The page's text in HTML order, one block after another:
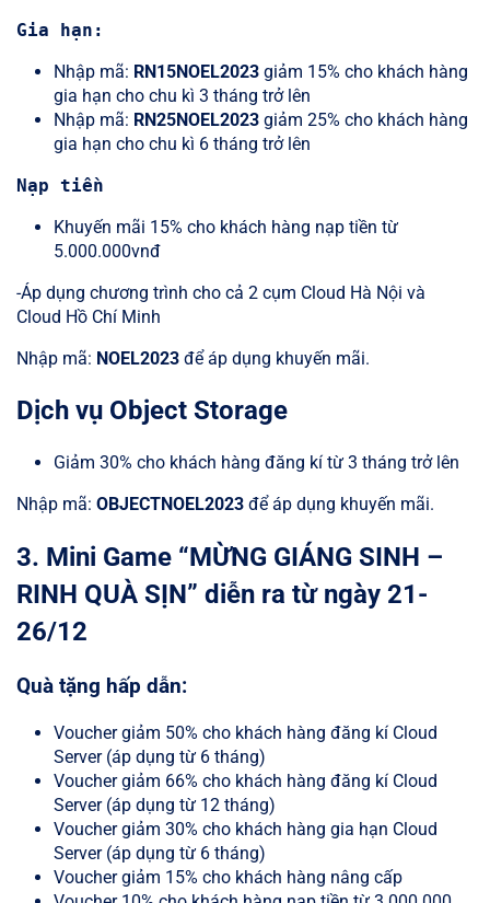
Gia hạn:
Nhập mã: RN15NOEL2023 giảm 15% cho khách hàng
gia hạn cho chu kì 3 tháng trở lên
Nhập mã: RN25NOEL2023 giảm 25% cho khách hàng
gia hạn cho chu kì 6 tháng trở lên
Nạp tiền
Khuyến mãi 15% cho khách hàng nạp tiền từ
5.000.000vnđ
-Áp dụng chương trình cho cả 2 cụm Cloud Hà Nội và
Cloud Hồ Chí Minh
Nhập mã: NOEL2023 để áp dụng khuyến mãi.
Dịch vụ Object Storage
Giảm 30% cho khách hàng đăng kí từ 3 tháng trở lên
Nhập mã: OBJECTNOEL2023 để áp dụng khuyến mãi.
3. Mini Game “MỪNG GIÁNG SINH –
RINH QUÀ SỊN” diễn ra từ ngày 21-
26/12
Quà tặng hấp dẫn:
Voucher giảm 50% cho khách hàng đăng kí Cloud
Server (áp dụng từ 6 tháng)
Voucher giảm 66% cho khách hàng đăng kí Cloud
Server (áp dụng từ 12 tháng)
Voucher giảm 30% cho khách hàng gia hạn Cloud
Server (áp dụng từ 6 tháng)
Voucher giảm 15% cho khách hàng nâng cấp